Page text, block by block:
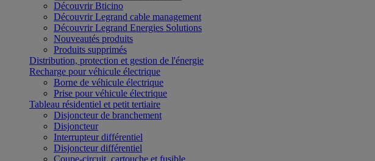
Découvrir Bticino
Découvrir Legrand cable management
Découvrir Legrand Energies Solutions
Nouveautés produits
Produits supprimés
Distribution, protection et gestion de l'énergie
Recharge pour véhicule électrique
Borne de véhicule électrique
Prise pour véhicule électrique
Tableau résidentiel et petit tertiaire
Disjoncteur de branchement
Disjoncteur
Interrupteur différentiel
Disjoncteur différentiel
Coupe-circuit, cartouche et fusible